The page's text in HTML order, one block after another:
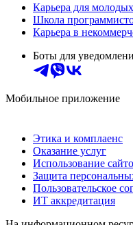
Карьера для
Школа
Карьера в
Боты для
Мобильное приложение
Этика и комплаенс
Оказание услуг
Использование
Защита
Пользовательское
ИТ аккредитация